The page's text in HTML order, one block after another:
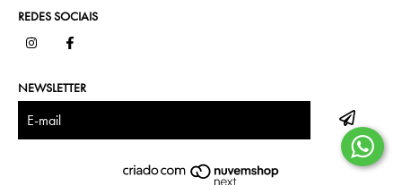
REDES SOCIAIS
NEWSLETTER